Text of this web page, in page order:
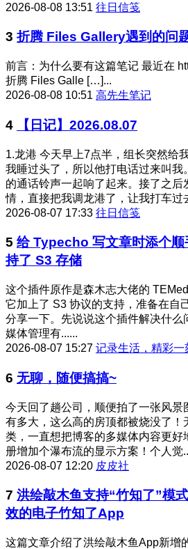
2026-08-08 13:51 往日信笺
3 折腾 Files Gallery遇到的问
前言：为什么要有这篇笔记 最近在
折腾 Files Galle […]...
2026-08-08 10:51 高先生笔记
4 【日记】2026.08.07
1.龙港 今天早上7点半，组长突然给
我睡过头了，所以他打电话过来叫我
的通话铃声一起响了起来。接了之
情，直接把我调龙港了，让我打车过
2026-08-07 17:33 往日信笺
5 给 Typecho 写文章时添个顺
持了 S3 存储
这个插件原作是森木志大佬的
它加上了 S3 协议的支持，准备在自
分享一下。先说说这个插件解决什么
媒体管理有......
2026-08-07 15:27 记录生活，精彩一
6 无聊，随便搞搞~
今天回了趟公司，顺便拍了一张风景
有多大，这么高的房顶都被烧没了！
类，一直想把博客的多媒体内容更好
册增加个瀑布流的显示方案！个人觉
2026-08-07 12:20 皮皮社
7 洪绘敲木鱼支持“竹知了”模
效的电子竹知了App
这篇文章介绍了洪绘敲木鱼App新增